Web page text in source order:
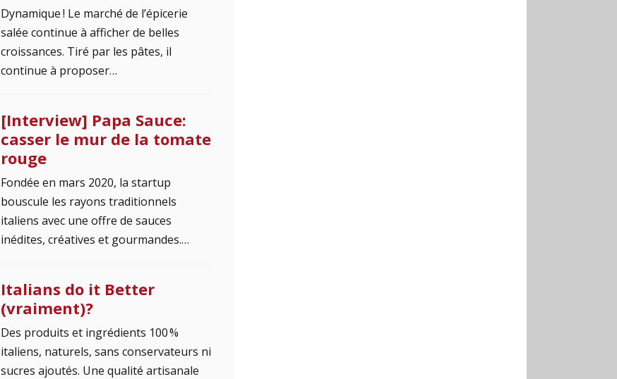
Dynamique ! Le marché de l’épicerie
salée continue à afficher de belles
croissances. Tiré par les pâtes, il
continue à proposer…
[Interview] Papa Sauce:
casser le mur de la tomate
rouge
Fondée en mars 2020, la startup
bouscule les rayons traditionnels
italiens avec une offre de sauces
inédites, créatives et gourmandes.…
Italians do it Better
(vraiment)?
Des produits et ingrédients 100 %
italiens, naturels, sans conservateurs ni
sucres ajoutés. Une qualité artisanale